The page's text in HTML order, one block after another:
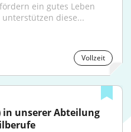
ein gutes Leben
diese...
Vollzeit
unserer Abteilung